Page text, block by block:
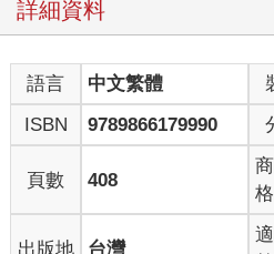
扣的哀傷，照理說或許應該讓我對
一堂關於接納的課，明白艱難的愛
慰了我。
有好長一段時間，孩子總令我傷感
辨，但我想，那有一大半是因為世
此生的悲劇便是注定無後。孩子是
孩子象徵了我的失敗。過去父母鼓
而世界也附和說，這就是人生首要
詳細資料
語言 中文繁體
ISBN
9789866179990
頁數 408
格
出版地 台灣